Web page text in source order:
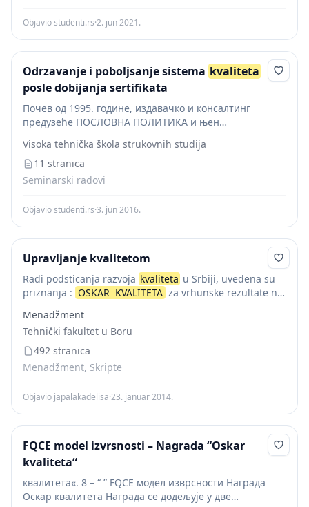
Objavio studenti.rs·2. jun 2021.
Odrzavanje i poboljsanje sistema kvaliteta
posle dobijanja sertifikata
Почев од 1995. године, издавачко и консалтинг
предузеће ПОСЛОВНА ПОЛИТИКА и њен
државним органима, сваке године додељује
најуспешнијим организацијама награду “Оскар
квалитета” која се...
Visoka tehnička škola strukovnih studija
11 stranica
Seminarski radovi
Objavio studenti.rs·3. jun 2016.
Upravljanje kvalitetom
Radi podsticanja razvoja kvaliteta u Srbiji, uvedena su
priznanja : OSKAR KVALITETA za vrhunske rezultate na
nagrade koja se dodeljuje u dve kategorije...
Menadžment
Tehnički fakultet u Boru
492 stranica
Menadžment, Skripte
Objavio japalakadelisa·23. januar 2014.
FQCE model izvrsnosti – Nаgrаdа “Oskаr
kvаlitetа“
квалитета«. 8 – “ ” FQCE модел изврсности Награда
Оскар квалитета Награда се додељује у две